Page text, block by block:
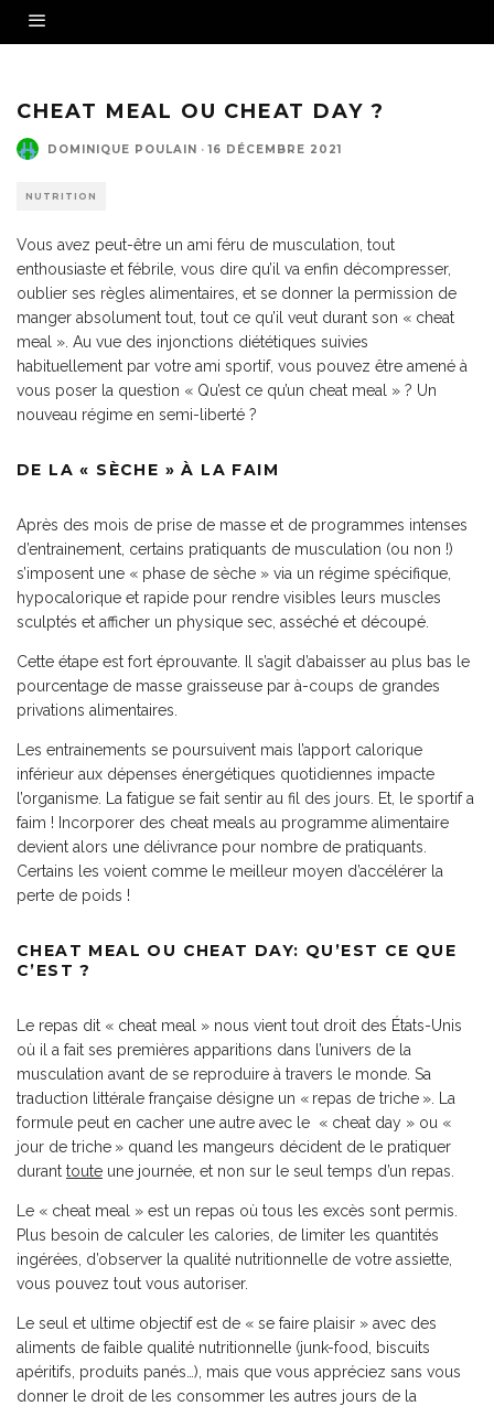
CHEAT MEAL OU CHEAT DAY ?
DOMINIQUE POULAIN · 16 DÉCEMBRE 2021
NUTRITION
Vous avez peut-être un ami féru de musculation, tout
enthousiaste et fébrile, vous dire qu’il va enfin décompresser,
oublier ses règles alimentaires, et se donner la permission de
manger absolument tout, tout ce qu’il veut durant son « cheat
meal ». Au vue des injonctions diététiques suivies
habituellement par votre ami sportif, vous pouvez être amené à
vous poser la question « Qu’est ce qu’un cheat meal » ? Un
nouveau régime en semi-liberté ?
DE LA « SÈCHE » À LA FAIM
Après des mois de prise de masse et de programmes intenses
d’entrainement, certains pratiquants de musculation (ou non !)
s’imposent une « phase de sèche » via un régime spécifique,
hypocalorique et rapide pour rendre visibles leurs muscles
sculptés et afficher un physique sec, asséché et découpé.
Cette étape est fort éprouvante. Il s’agit d’abaisser au plus bas le
pourcentage de masse graisseuse par à-coups de grandes
privations alimentaires.
Les entrainements se poursuivent mais l’apport calorique
inférieur aux dépenses énergétiques quotidiennes impacte
l’organisme. La fatigue se fait sentir au fil des jours. Et, le sportif a
faim ! Incorporer des cheat meals au programme alimentaire
devient alors une délivrance pour nombre de pratiquants.
Certains les voient comme le meilleur moyen d’accélérer la
perte de poids !
CHEAT MEAL OU CHEAT DAY: QU’EST CE QUE
C’EST ?
Le repas dit « cheat meal » nous vient tout droit des États-Unis
où il a fait ses premières apparitions dans l’univers de la
musculation avant de se reproduire à travers le monde. Sa
traduction littérale française désigne un « repas de triche ». La
formule peut en cacher une autre avec le « cheat day » ou «
jour de triche » quand les mangeurs décident de le pratiquer
durant toute une journée, et non sur le seul temps d’un repas.
Le « cheat meal » est un repas où tous les excès sont permis.
Plus besoin de calculer les calories, de limiter les quantités
ingérées, d’observer la qualité nutritionnelle de votre assiette,
vous pouvez tout vous autoriser.
Le seul et ultime objectif est de « se faire plaisir » avec des
aliments de faible qualité nutritionnelle (junk-food, biscuits
apéritifs, produits panés…), mais que vous appréciez sans vous
donner le droit de les consommer les autres jours de la